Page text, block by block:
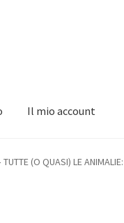
Il mio account
(O QUASI) LE